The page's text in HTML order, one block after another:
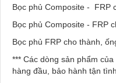
Bọc phủ Composite - FRP
Bọc phủ Composite - FRP
Bọc phủ FRP cho thành,
*** Các dòng sản phẩm
hàng đầu, bảo hành tận